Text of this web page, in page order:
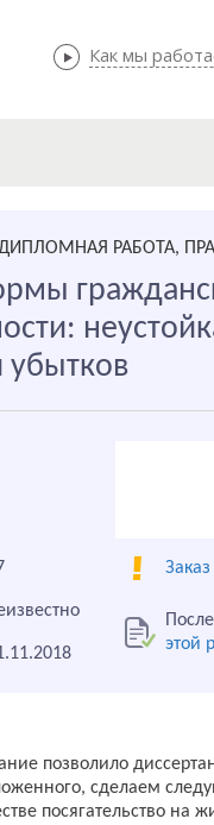
Как мы
Как мы
РАБОТА,
убытков
этой
позволило
сделаем
посягательство на